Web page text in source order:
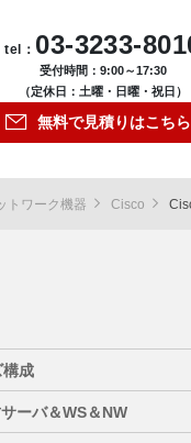
tel： 03-3233-
受付時間：9:00～17:30
（定休日：土曜・日曜・祝日）
無料で見積りはこちら
トワーク機器 Cisco
構成
ーバ＆WS＆NW